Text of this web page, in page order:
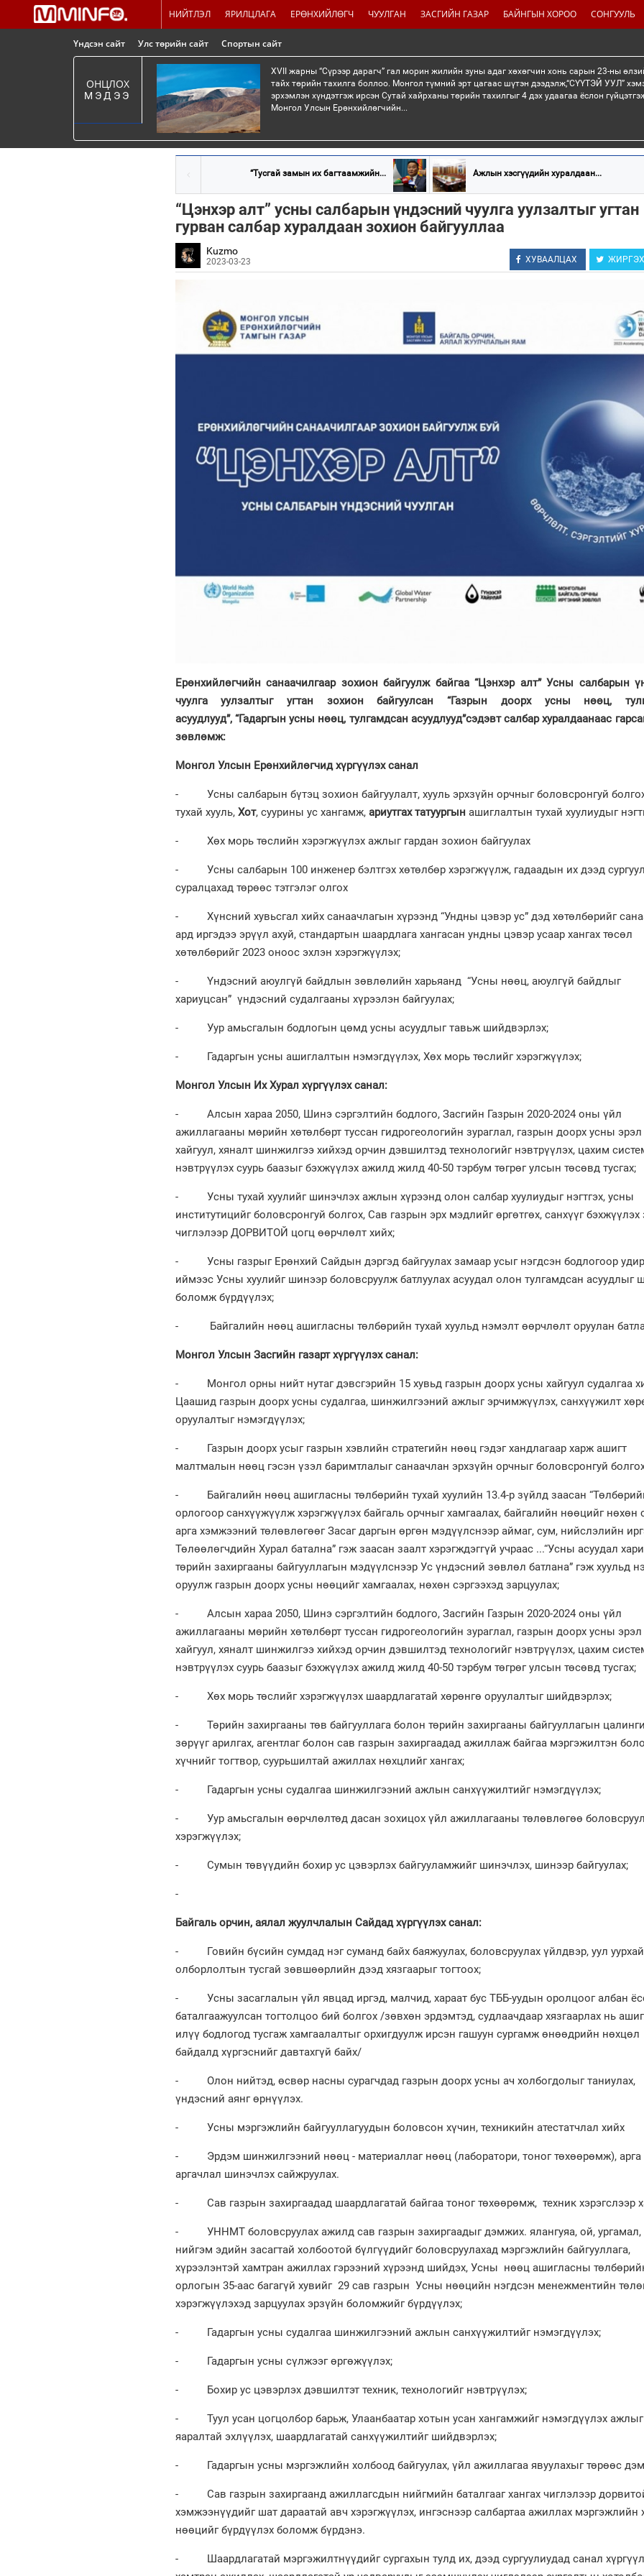
НИЙТЛЭЛ ЯРИЛЦЛАГА ЕРӨНХИЙЛӨГЧ ЧУУЛГАН ЗАСГИЙН ГАЗАР БАЙНГЫН ХОРОО СОНГУУЛЬ
Үндсэн сайт Улс төрийн сайт Спортын сайт
ОНЦЛОХ
МЭДЭЭ
XVII жарны “Сүрээр дарагч” гал морин жилийн зуны адаг хөхөгчин хонь сарын 23-ны
тайх төрийн тахилга боллоо. Монгол түмний эрт цагаас шүтэн дээдэлж,“СҮҮТЭЙ УУЛ”
эрхэмлэн хүндэтгэж ирсэн Сутай хайрханы төрийн тахилгыг 4 дэх удаагаа ёслон
Монгол Улсын Ерөнхийлөгчийн...
“Тусгай замын их багтаамжийн... Ажлын хэсгүүдийн хуралдаан...
“Цэнхэр алт” усны салбарын үндэсний чуулга уулзалтыг угтан
гурван салбар хуралдаан зохион байгууллаа
Kuzmo
2023-03-23 ХУВААЛЦАХ ЖИРГЭХ
Ерөнхийлөгчийн санаачилгаар зохион байгуулж байгаа “Цэнхэр алт” Усны салбарын
чуулга
уулзалтыг угтан зохион байгуулсан “Газрын доорх усны нөөц,
асуудлууд”, “Гадаргын усны нөөц, тулгамдсан асуудлууд”сэдэвт салбар хуралдаанаас
зөвлөмж:
Монгол Улсын Ерөнхийлөгчид хүргүүлэх санал
- Усны салбарын бүтэц зохион байгуулалт, хууль эрхзүйн орчныг боловсронгуй
тухай хууль, Хот, суурины ус хангамж, ариутгах татуургынашиглалтын тухай хуулиудыг
- Хөх морь төслийн хэрэгжүүлэх ажлыг гардан зохион байгуулах
- Усны салбарын 100 инженер бэлтгэх хөтөлбөр хэрэгжүүлж, гадаадын их дээд
суралцахад төрөөс тэтгэлэг олгох
- Хүнсний хувьсгал хийх санаачлагын хүрээнд “Ундны цэвэр ус” дэд хөтөлбөрийг
ард иргэдээ эрүүл ахуй, стандартын шаардлага хангасан ундны цэвэр усаар хангах төсөл
хөтөлбөрийг 2023 оноос эхлэн хэрэгжүүлэх;
- Үндэсний аюулгүй байдлын зөвлөлийн харьяанд “Усны нөөц, аюулгүй байдлыг
хариуцсан” үндэсний судалгааны хүрээлэн байгуулах;
- Уур амьсгалын бодлогын цөмд усны асуудлыг тавьж шийдвэрлэх;
- Гадаргын усны ашиглалтын нэмэгдүүлэх, Хөх морь төслийг хэрэгжүүлэх;
Монгол Улсын Их Хурал хүргүүлэх санал:
- Алсын хараа 2050, Шинэ сэргэлтийн бодлого, Засгийн Газрын 2020-2024 оны үйл
ажиллагааны мөрийн хөтөлбөрт туссан гидрогеологийн зураглал, газрын доорх усны эрэл
хайгуул, хяналт шинжилгээ хийхэд орчин дэвшилтэд технологийг нэвтрүүлэх, цахим
нэвтрүүлэх суурь баазыг бэхжүүлэх ажилд жилд 40-50 тэрбум төгрөг улсын төсөвд тусгах;
- Усны тухай хуулийг шинэчлэх ажлын хүрээнд олон салбар хуулиудыг нэгтгэх, усны
институтицийг боловсронгуй болгох, Сав газрын эрх мэдлийг өргөтгөх, санхүүг бэхжүүлэх
чиглэлээр ДОРВИТОЙ цогц өөрчлөлт хийх;
- Усны газрыг Ерөнхий Сайдын дэргэд байгуулах замаар усыг нэгдсэн бодлогоор
иймээс Усны хуулийг шинээр боловсруулж батлуулах асуудал олон тулгамдсан асуудлыг
боломж бүрдүүлэх;
- Байгалийн нөөц ашигласны төлбөрийн тухай хуульд нэмэлт өөрчлөлт оруулан
Монгол Улсын Засгийн газарт хүргүүлэх санал:
- Монгол орны нийт нутаг дэвсгэрийн 15 хувьд газрын доорх усны хайгуул судалгаа
Цаашид газрын доорх усны судалгаа, шинжилгээний ажлыг эрчимжүүлэх, санхүүжилт
оруулалтыг нэмэгдүүлэх;
- Газрын доорх усыг газрын хэвлийн стратегийн нөөц гэдэг хандлагаар харж ашигт
малтмалын нөөц гэсэн үзэл баримтлалыг санаачлан эрхзүйн орчныг боловсронгуй
- Байгалийн нөөц ашигласны төлбөрийн тухай хуулийн 13.4-р зүйлд заасан
орлогоор санхүүжүүлж хэрэгжүүлэх байгаль орчныг хамгаалах, байгалийн нөөцийг нөхөн
арга хэмжээний төлөвлөгөөг Засаг даргын өргөн мэдүүлснээр аймаг, сум, нийслэлийн
Төлөөлөгчдийн Хурал батална” гэж заасан заалт хэрэгждэггүй учраас ...“Усны асуудал
төрийн захиргааны байгууллагын мэдүүлснээр Ус үндэсний зөвлөл батлана” гэж хуульд
оруулж газрын доорх усны нөөцийг хамгаалах, нөхөн сэргээхэд зарцуулах;
- Алсын хараа 2050, Шинэ сэргэлтийн бодлого, Засгийн Газрын 2020-2024 оны үйл
ажиллагааны мөрийн хөтөлбөрт туссан гидрогеологийн зураглал, газрын доорх усны эрэл
хайгуул, хяналт шинжилгээ хийхэд орчин дэвшилтэд технологийг нэвтрүүлэх, цахим
нэвтрүүлэх суурь баазыг бэхжүүлэх ажилд жилд 40-50 тэрбум төгрөг улсын төсөвд тусгах;
- Хөх морь төслийг хэрэгжүүлэх шаардлагатай хөрөнгө оруулалтыг шийдвэрлэх;
- Төрийн захиргааны төв байгууллага болон төрийн захиргааны байгууллагын
зөрүүг арилгах, агентлаг болон сав газрын захиргаадад ажиллаж байгаа мэргэжилтэн
хүчнийг тогтвор, суурьшилтай ажиллах нөхцлийг хангах;
- Гадаргын усны судалгаа шинжилгээний ажлын санхүүжилтийг нэмэгдүүлэх;
- Уур амьсгалын өөрчлөлтөд дасан зохицох үйл ажиллагааны төлөвлөгөө
хэрэгжүүлэх;
- Сумын төвүүдийн бохир ус цэвэрлэх байгууламжийг шинэчлэх, шинээр байгуулах;
-
Байгаль орчин, аялал жуулчлалын Сайдад хүргүүлэх санал:
- Говийн бүсийн сумдад нэг суманд байх баяжуулах, боловсруулах үйлдвэр, уул
олборлолтын тусгай зөвшөөрлийн дээд хязгаарыг тогтоох;
- Усны засаглалын үйл явцад иргэд, малчид, хараат бус ТББ-уудын оролцоог албан
баталгаажуулсан тогтолцоо бий болгох /зөвхөн эрдэмтэд, судлаачдаар хязгаарлах нь
илүү бодлогод тусгаж хамгаалалтыг орхигдуулж ирсэн гашуун сургамж өнөөдрийн нөхцөл
байдалд хүргэснийг давтахгүй байх/
- Олон нийтэд, өсвөр насны сурагчдад газрын доорх усны ач холбогдолыг таниулах,
үндэсний аянг өрнүүлэх.
- Усны мэргэжлийн байгууллагуудын боловсон хүчин, техникийн атестатчлал хийх
- Эрдэм шинжилгээний нөөц - материаллаг нөөц (лаборатори, тоног төхөөрөмж), арга
аргачлал шинэчлэх сайжруулах.
- Сав газрын захиргаадад шаардлагатай байгаа тоног төхөөрөмж, техник хэрэгслээр
- УННМТ боловсруулах ажилд сав газрын захиргаадыг дэмжих. ялангуяа, ой, ургамал,
нийгэм эдийн засагтай холбоотой бүлгүүдийг боловсруулахад мэргэжлийн байгууллага,
хүрээлэнтэй хамтран ажиллах гэрээний хүрээнд шийдэх, Усны нөөц ашигласны
орлогын 35-аас багагүй хувийг 29 сав газрын Усны нөөцийн нэгдсэн менежментийн
хэрэгжүүлэхэд зарцуулах эрзүйн боломжийг бүрдүүлэх;
- Гадаргын усны судалгаа шинжилгээний ажлын санхүүжилтийг нэмэгдүүлэх;
- Гадаргын усны сүлжээг өргөжүүлэх;
- Бохир ус цэвэрлэх дэвшилтэт техник, технологийг нэвтрүүлэх;
- Туул усан цогцолбор барьж, Улаанбаатар хотын усан хангамжийг нэмэгдүүлэх ажлыг
яаралтай эхлүүлэх, шаардлагатай санхүүжилтийг шийдвэрлэх;
- Гадаргын усны мэргэжлийн холбоод байгуулах, үйл ажиллагаа явуулахыг төрөөс
- Сав газрын захиргаанд ажиллагсдын нийгмийн баталгааг хангах чиглэлээр
хэмжээнүүдийг шат дараатай авч хэрэгжүүлэх, ингэснээр салбартаа ажиллах мэргэжлийн
нөөцийг бүрдүүлэх боломж бүрдэнэ.
- Шаардлагатай мэргэжилтнүүдийг сургахын тулд их, дээд сургуулиудад санал